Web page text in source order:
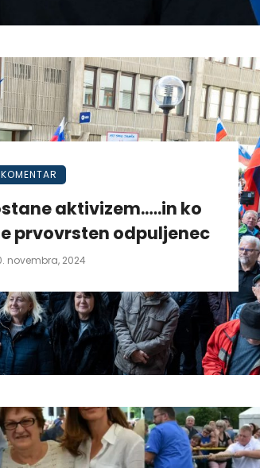
KOMENTAR
aktivizem.….in ko
prvovrsten odpuljenec
novembra, 2024